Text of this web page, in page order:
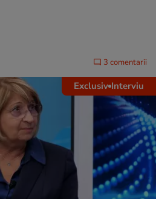
3 comentarii
Exclusiv Interviu